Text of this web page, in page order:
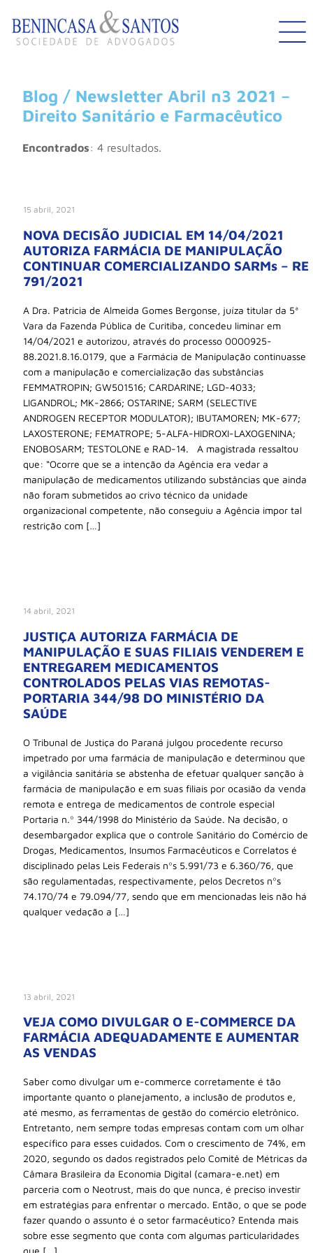
Blog / Newsletter Abril n3 2021 –
Direito Sanitário e Farmacêutico
Encontrados: 4 resultados.
15 abril, 2021
NOVA DECISÃO JUDICIAL EM 14/04/2021
AUTORIZA FARMÁCIA DE MANIPULAÇÃO
CONTINUAR COMERCIALIZANDO SARMs – RE
791/2021
A Dra. Patricia de Almeida Gomes Bergonse, juíza titular da 5ª
Vara da Fazenda Pública de Curitiba, concedeu liminar em
14/04/2021 e autorizou, através do processo 0000925-
88.2021.8.16.0179, que a Farmácia de Manipulação continuasse
com a manipulação e comercialização das substâncias
FEMMATROPIN; GW501516; CARDARINE; LGD-4033;
LIGANDROL; MK-2866; OSTARINE; SARM (SELECTIVE
ANDROGEN RECEPTOR MODULATOR); IBUTAMOREN; MK-677;
LAXOSTERONE; FEMATROPE; 5-ALFA-HIDROXI-LAXOGENINA;
ENOBOSARM; TESTOLONE e RAD-14. A magistrada ressaltou
que: “Ocorre que se a intenção da Agência era vedar a
manipulação de medicamentos utilizando substâncias que ainda
não foram submetidos ao crivo técnico da unidade
organizacional competente, não conseguiu a Agência impor tal
restrição com […]
14 abril, 2021
JUSTIÇA AUTORIZA FARMÁCIA DE
MANIPULAÇÃO E SUAS FILIAIS VENDEREM E
ENTREGAREM MEDICAMENTOS
CONTROLADOS PELAS VIAS REMOTAS-
PORTARIA 344/98 DO MINISTÉRIO DA
SAÚDE
O Tribunal de Justiça do Paraná julgou procedente recurso
impetrado por uma farmácia de manipulação e determinou que
a vigilância sanitária se abstenha de efetuar qualquer sanção à
farmácia de manipulação e em suas filiais por ocasião da venda
remota e entrega de medicamentos de controle especial
Portaria n.º 344/1998 do Ministério da Saúde. Na decisão, o
desembargador explica que o controle Sanitário do Comércio de
Drogas, Medicamentos, Insumos Farmacêuticos e Correlatos é
disciplinado pelas Leis Federais nºs 5.991/73 e 6.360/76, que
são regulamentadas, respectivamente, pelos Decretos nºs
74.170/74 e 79.094/77, sendo que em mencionadas leis não há
qualquer vedação a […]
13 abril, 2021
VEJA COMO DIVULGAR O E-COMMERCE DA
FARMÁCIA ADEQUADAMENTE E AUMENTAR
AS VENDAS
Saber como divulgar um e-commerce corretamente é tão
importante quanto o planejamento, a inclusão de produtos e,
até mesmo, as ferramentas de gestão do comércio eletrônico.
Entretanto, nem sempre todas empresas contam com um olhar
específico para esses cuidados. Com o crescimento de 74%, em
2020, segundo os dados registrados pelo Comitê de Métricas da
Câmara Brasileira da Economia Digital (camara-e.net) em
parceria com o Neotrust, mais do que nunca, é preciso investir
em estratégias para enfrentar o mercado. Então, o que se pode
fazer quando o assunto é o setor farmacêutico? Entenda mais
sobre esse segmento que conta com algumas particularidades